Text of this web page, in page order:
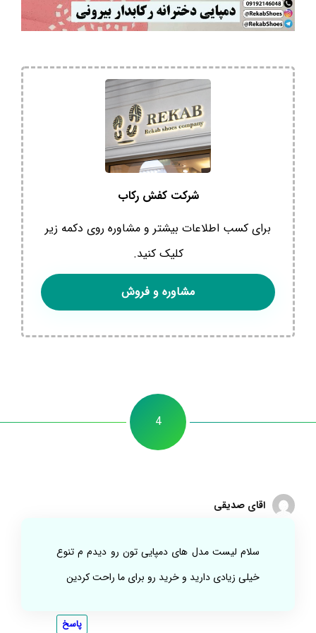
شرکت کفش رکاب
برای کسب اطلاعات بیشتر و مشاوره روی دکمه زیر
کلیک کنید.
مشاوره و فروش
4
اقای صدیقی
سلام لیست مدل های دمپایی تون رو دیدم م تنوع
خیلی زیادی دارید و خرید رو برای ما راحت کردین
پاسخ